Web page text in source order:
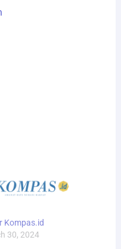
Kompas.id
30, 2024